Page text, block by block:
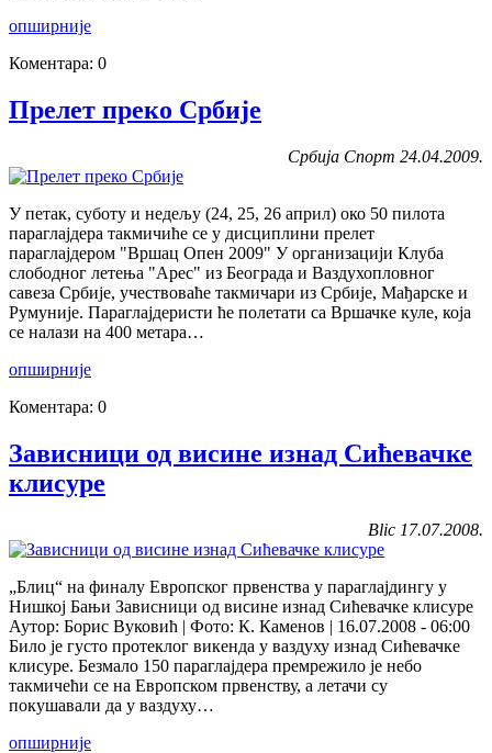
опширније
Коментара: 0
Прелет преко Србије
Србија Спорт 24.04.2009.
У петак, суботу и недељу (24, 25, 26 април) око 50 пилота
параглајдера такмичиће се у дисциплини прелет
параглајдером "Вршац Опен 2009" У организацији Клуба
слободног летења "Арес" из Београда и Ваздухопловног
савеза Србије, учествоваће такмичари из Србије, Мађарске и
Румуније. Параглајдеристи ће полетати са Вршачке куле, која
се налази на 400 метара…
опширније
Коментара: 0
Зависници од висине изнад Сићевачке
клисуре
Blic 17.07.2008.
„Блиц“ на финалу Европског првенства у параглајдингу у
Нишкој Бањи Зависници од висине изнад Сићевачке клисуре
Аутор: Борис Вуковић | Фото: К. Каменов | 16.07.2008 - 06:00
Било је густо протеклог викенда у ваздуху изнад Сићевачке
клисуре. Безмало 150 параглајдера премрежило је небо
такмичећи се на Европском првенству, а летачи су
покушавали да у ваздуху…
опширније